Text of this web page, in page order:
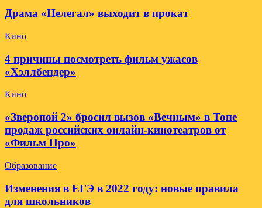
Драма «Нелегал» выходит в прокат
Кино
4 причины посмотреть фильм ужасов
«Хэллбендер»
Кино
«Зверопой 2» бросил вызов «Вечным» в Топе
продаж российских онлайн-кинотеатров от
«Фильм Про»
Образование
Изменения в ЕГЭ в 2022 году: новые правила
для школьников